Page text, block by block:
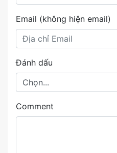
Email (không hiện email)
Đánh dấu
Comment